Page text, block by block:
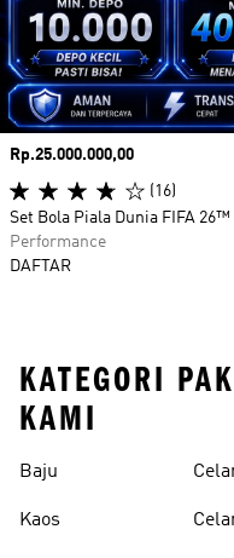
Harga
Rp.25.000.000,00
(16)
Set Bola Piala Dunia FIFA
Performance
DAFTAR
KATEGORI
KAMI
Baju
Kaos